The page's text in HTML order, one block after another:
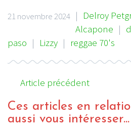
21 novembre 2024 | Delroy
Alcapone |
paso | Lizzy | reggae 70's
Article précédent
Ces articles en
aussi vous intéresser...